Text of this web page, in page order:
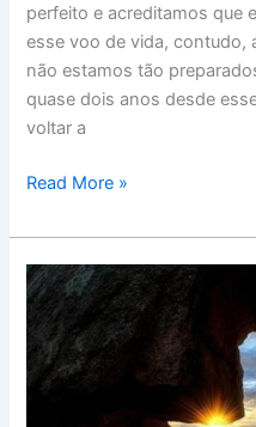
perfeito e acreditamos que
esse voo de vida, contudo,
não estamos tão
quase dois anos desde
voltar a
Read More »
Quaresma
e
Páscoa,
Passagens